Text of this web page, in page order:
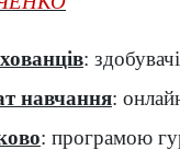
:
навчання:
: програмою